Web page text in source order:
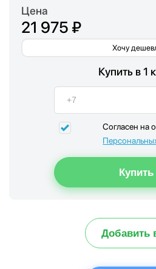
Цена
21 975 ₽
Хочу
Купить в 1
Согласен на
Добавить